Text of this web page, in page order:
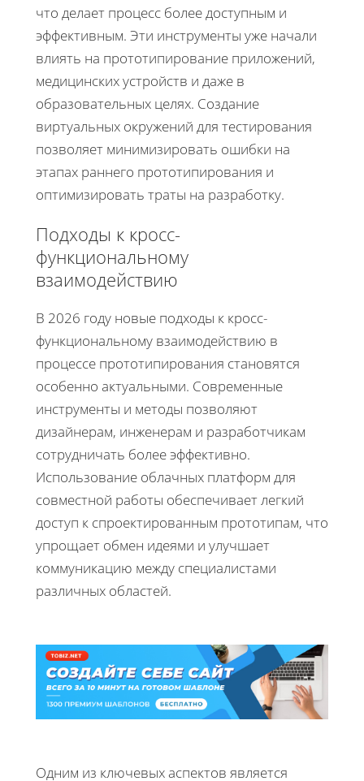
что делает процесс более доступным и
эффективным. Эти инструменты уже начали
влиять на прототипирование приложений,
медицинских устройств и даже в
образовательных целях. Создание
виртуальных окружений для тестирования
позволяет минимизировать ошибки на
этапах раннего прототипирования и
оптимизировать траты на разработку.
Подходы к кросс-
функциональному
взаимодействию
В 2026 году новые подходы к кросс-
функциональному взаимодействию в
процессе прототипирования становятся
особенно актуальными. Современные
инструменты и методы позволяют
дизайнерам, инженерам и разработчикам
сотрудничать более эффективно.
Использование облачных платформ для
совместной работы обеспечивает легкий
доступ к спроектированным прототипам, что
упрощает обмен идеями и улучшает
коммуникацию между специалистами
различных областей.
Одним из ключевых аспектов является